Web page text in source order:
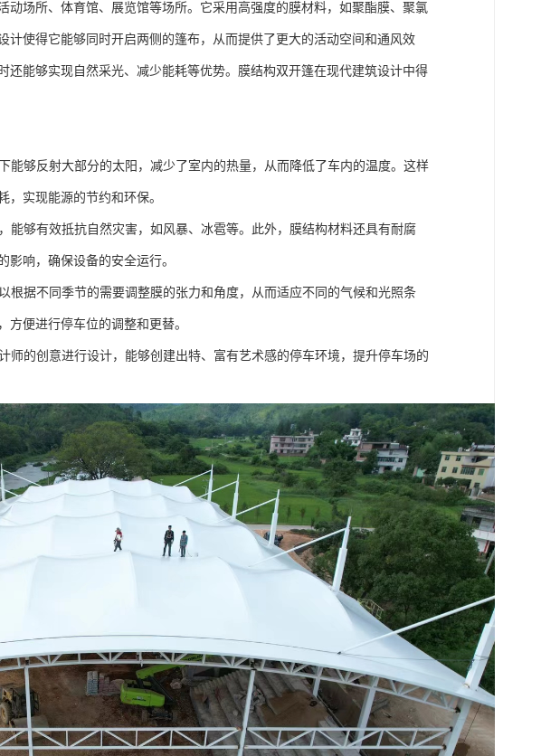
动场所、体育馆、展览馆等场所。它采用高强度的膜材料，如聚酯膜、聚氯
计使得它能够同时开启两侧的篷布，从而提供了更大的活动空间和通风效
能够实现自然采光、减少能耗等优势。膜结构双开篷在现代建筑设计中得
能够反射大部分的太阳，减少了室内的热量，从而降低了车内的温度。这样
实现能源的节约和环保。
能够有效抵抗自然灾害，如风暴、冰雹等。此外，膜结构材料还具有耐腐
响，确保设备的安全运行。
根据不同季节的需要调整膜的张力和角度，从而适应不同的气候和光照条
便进行停车位的调整和更替。
师的创意进行设计，能够创建出特、富有艺术感的停车环境，提升停车场的